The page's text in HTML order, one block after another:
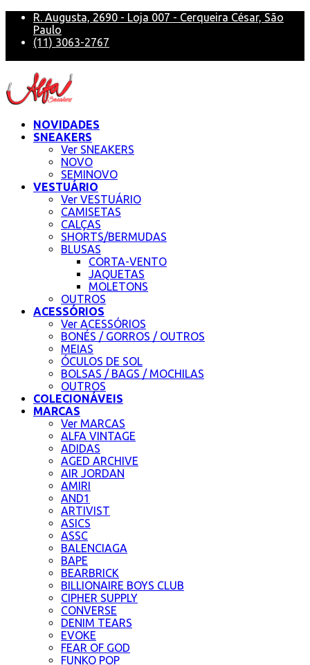
R. Augusta, 2690 - Loja 007 - Cerqueira César, São
Paulo
(11) 3063-2767
NOVIDADES
SNEAKERS
Ver SNEAKERS
NOVO
SEMINOVO
VESTUÁRIO
Ver VESTUÁRIO
CAMISETAS
CALÇAS
SHORTS/BERMUDAS
BLUSAS
CORTA-VENTO
JAQUETAS
MOLETONS
OUTROS
ACESSÓRIOS
Ver ACESSÓRIOS
BONÉS / GORROS / OUTROS
MEIAS
ÓCULOS DE SOL
BOLSAS / BAGS / MOCHILAS
OUTROS
COLECIONÁVEIS
MARCAS
Ver MARCAS
ALFA VINTAGE
ADIDAS
AGED ARCHIVE
AIR JORDAN
AMIRI
AND1
ARTIVIST
ASICS
ASSC
BALENCIAGA
BAPE
BEARBRICK
BILLIONAIRE BOYS CLUB
CIPHER SUPPLY
CONVERSE
DENIM TEARS
EVOKE
FEAR OF GOD
FUNKO POP